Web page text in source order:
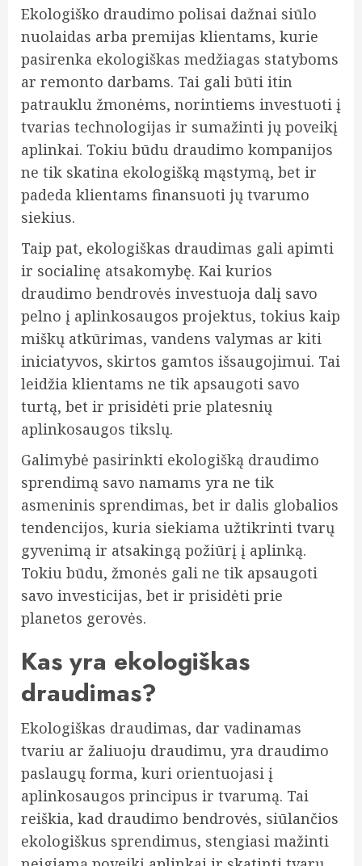
Ekologiško draudimo polisai dažnai siūlo
nuolaidas arba premijas klientams, kurie
pasirenka ekologiškas medžiagas statyboms
ar remonto darbams. Tai gali būti itin
patrauklu žmonėms, norintiems investuoti į
tvarias technologijas ir sumažinti jų poveikį
aplinkai. Tokiu būdu draudimo kompanijos
ne tik skatina ekologišką mąstymą, bet ir
padeda klientams finansuoti jų tvarumo
siekius.
Taip pat, ekologiškas draudimas gali apimti
ir socialinę atsakomybę. Kai kurios
draudimo bendrovės investuoja dalį savo
pelno į aplinkosaugos projektus, tokius kaip
miškų atkūrimas, vandens valymas ar kiti
iniciatyvos, skirtos gamtos išsaugojimui. Tai
leidžia klientams ne tik apsaugoti savo
turtą, bet ir prisidėti prie platesnių
aplinkosaugos tikslų.
Galimybė pasirinkti ekologišką draudimo
sprendimą savo namams yra ne tik
asmeninis sprendimas, bet ir dalis globalios
tendencijos, kuria siekiama užtikrinti tvarų
gyvenimą ir atsakingą požiūrį į aplinką.
Tokiu būdu, žmonės gali ne tik apsaugoti
savo investicijas, bet ir prisidėti prie
planetos gerovės.
Kas yra ekologiškas
draudimas?
Ekologiškas draudimas, dar vadinamas
tvariu ar žaliuoju draudimu, yra draudimo
paslaugų forma, kuri orientuojasi į
aplinkosaugos principus ir tvarumą. Tai
reiškia, kad draudimo bendrovės, siūlančios
ekologiškus sprendimus, stengiasi mažinti